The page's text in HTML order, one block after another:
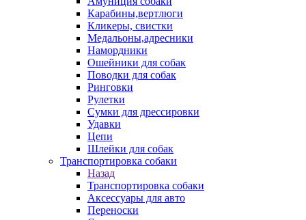
Карабины,вертлюги
Кликеры, свистки
Медальоны,адресники
Намордники
Ошейники для собак
Поводки для собак
Ринговки
Рулетки
Сумки для дрессировки
Удавки
Цепи
Шлейки для собак
Транспортировка собаки
Назад
Транспортировка собаки
Аксессуары для авто
Переноски